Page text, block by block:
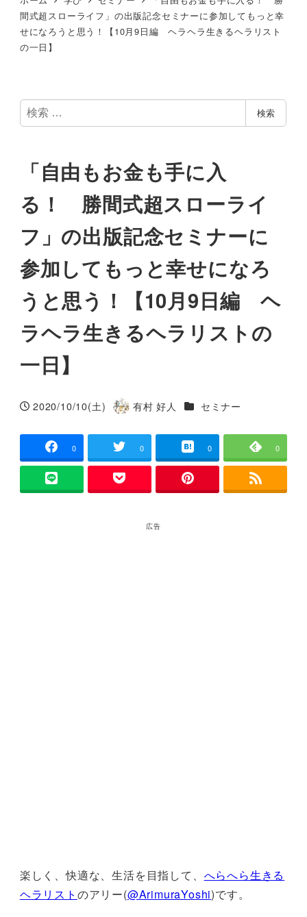
間式超スローライフ」の出版記念セミナーに参加してもっと幸
せになろうと思う！【10月9日編 ヘラヘラ生きるヘラリスト
の一日】
検
索
検索
「自由もお金も手に入
る！ 勝間式超スローライ
フ」の出版記念セミナーに
参加してもっと幸せになろ
うと思う！【10月9日編 ヘ
ラヘラ生きるヘラリストの
一日】
投稿日
2020/10/10(土)
著
有村 好人 カテゴリー
セミナー
0 0 0 0
広告
楽しく、快適な、生活を目指して、 へらへら生きる
ヘラリスト のアリー(@ArimuraYoshi)です。